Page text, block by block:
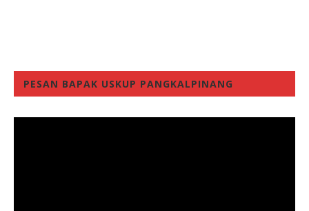
PESAN BAPAK USKUP PANGKALPINANG